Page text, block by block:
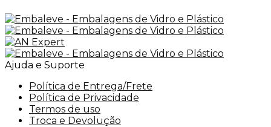
Ajuda e Suporte
Política de Entrega/Frete
Política de Privacidade
Termos de uso
Troca e Devolução